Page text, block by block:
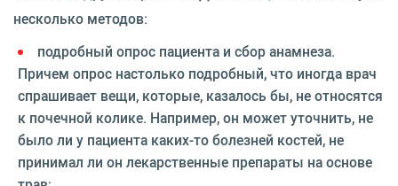
несколько методов:
подробный опрос пациента и сбор анамнеза.
Причем опрос настолько подробный, что иногда врач
спрашивает вещи, которые, казалось бы, не относятся
к почечной колике. Например, он может уточнить, не
было ли у пациента каких-то болезней костей, не
принимал ли он лекарственные препараты на основе